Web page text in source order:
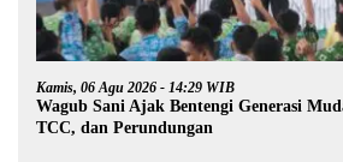
Kamis, 06 Agu 2026 - 14:29 WIB
Wagub Sani Ajak Bentengi Generasi
TCC, dan Perundungan